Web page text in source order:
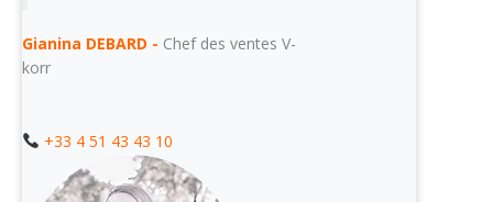
Gianina DEBARD - Chef des ventes V-
korr
+33 4 51 43 43 10